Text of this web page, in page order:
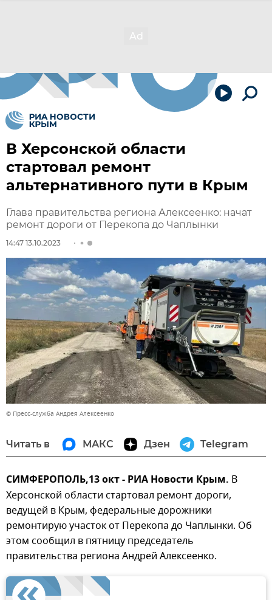
В Херсонской области
стартовал ремонт
альтернативного пути в Крым
Глава правительства региона Алексеенко: начат
ремонт дороги от Перекопа до Чаплынки
14:47 13.10.2023
© Пресс-служба Андрея Алексеенко
Читать в МАКС Дзен Telegram
СИМФЕРОПОЛЬ,13 окт - РИА Новости Крым. В
Херсонской области стартовал ремонт дороги,
ведущей в Крым, федеральные дорожники
ремонтирую участок от Перекопа до Чаплынки. Об
этом сообщил в пятницу председатель
правительства региона Андрей Алексеенко.